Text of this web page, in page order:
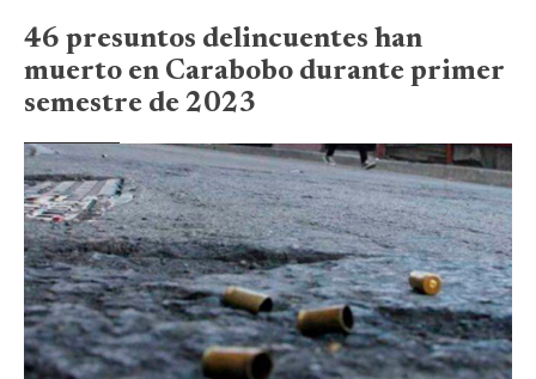
46 presuntos delincuentes han
muerto en Carabobo durante primer
semestre de 2023